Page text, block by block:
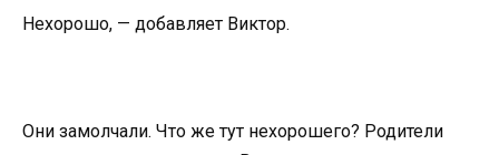
Нехорошо, — добавляет Виктор.
Они замолчали. Что же тут нехорошего? Родители